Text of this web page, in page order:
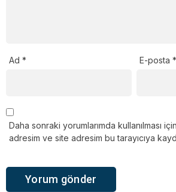
Ad * E-posta*
Daha sonraki yorumlarımda kullanılması
adresim ve site adresim bu tarayıcıya